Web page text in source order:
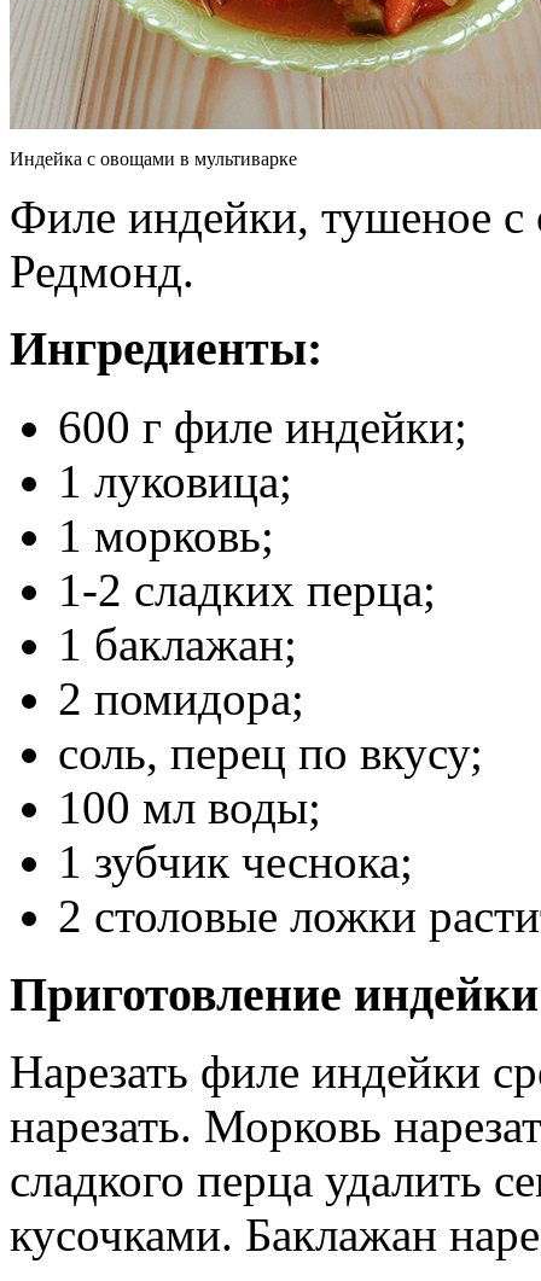
Индейка с овощами в мультиварке
Филе индейки, тушеное с
Редмонд.
Ингредиенты:
600 г филе индейки;
1 луковица;
1 морковь;
1-2 сладких перца;
1 баклажан;
2 помидора;
соль, перец по вкусу;
100 мл воды;
1 зубчик чеснока;
2 столовые ложки
Приготовление
Нарезать филе индейки
нарезать. Морковь
сладкого перца удалить
кусочками. Баклажан